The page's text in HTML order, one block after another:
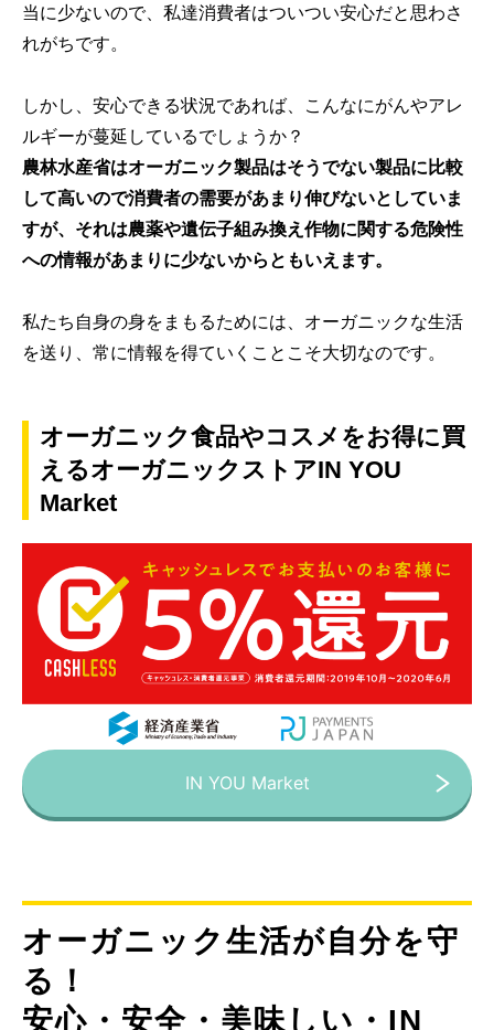
当に少ないので、私達消費者はついつい安心だと思わさ
れがちです。
しかし、安心できる状況であれば、こんなにがんやアレ
ルギーが蔓延しているでしょうか？
農林水産省はオーガニック製品はそうでない製品に比較
して高いので消費者の需要があまり伸びないとしていま
すが、それは農薬や遺伝子組み換え作物に関する危険性
への情報があまりに少ないからともいえます。
私たち自身の身をまもるためには、オーガニックな生活
を送り、常に情報を得ていくことこそ大切なのです。
オーガニック食品やコスメをお得に買
えるオーガニックストアIN YOU
Market
IN YOU Market
オーガニック生活が自分を守
る！
安心・安全・美味しい・IN